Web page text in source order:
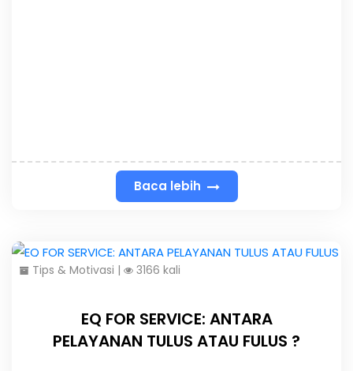
Baca lebih
Tips & Motivasi | 3166 kali
EQ FOR SERVICE: ANTARA
PELAYANAN TULUS ATAU FULUS ?